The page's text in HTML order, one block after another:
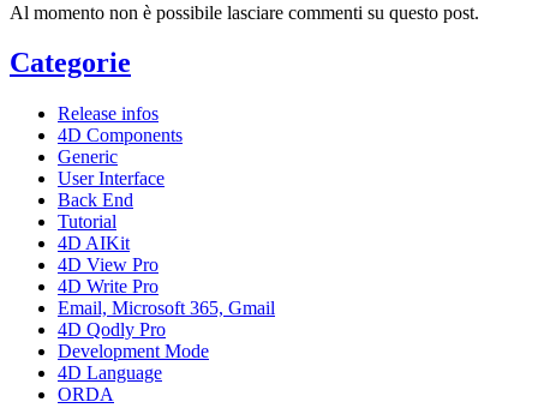
Al momento non è possibile lasciare commenti su questo post.
Categorie
Release infos
4D Components
Generic
User Interface
Back End
Tutorial
4D AIKit
4D View Pro
4D Write Pro
Email, Microsoft 365, Gmail
4D Qodly Pro
Development Mode
4D Language
ORDA